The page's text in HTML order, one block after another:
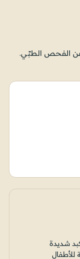
عن الفحص الطبّي.
شديدة
للأطفال